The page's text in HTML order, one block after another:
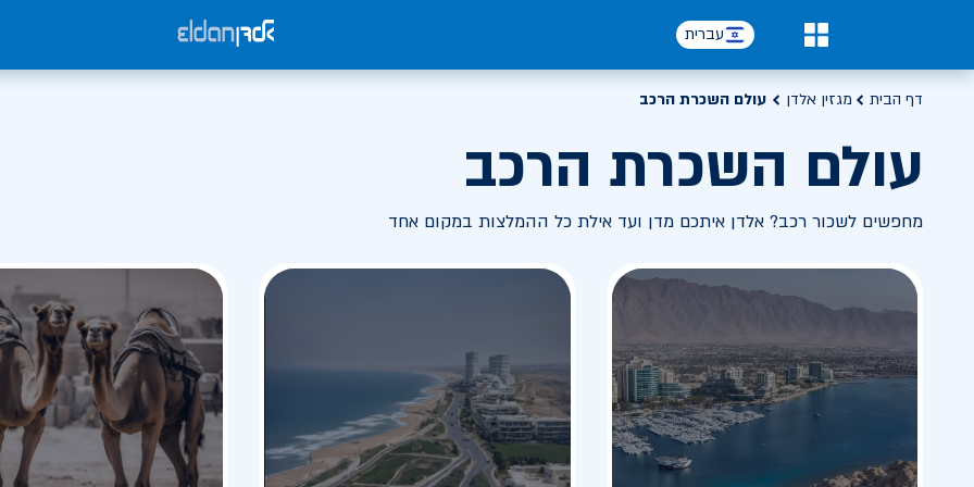
עברית
דף הבית מגזין אלדן עולם השכרת הרכב
עולם השכרת הרכב
מחפשים לשכור רכב? אלדן איתכם מדן ועד אילת כל ההמלצות במקום אחד